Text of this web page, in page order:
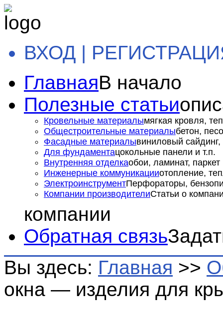
ВХОД |
ГлавнаяВ начало
Полезные статьи
Кровельные материалымягкая кровля,
Общестроительные материалыбетон,
Фасадные материалывиниловый сайдинг,
Для фундаментацокольные панели и т.п.
Внутренняя отделкаобои, ламинат, паркет
Инженерные коммуникацииотопление,
ЭлектроинструментПерфораторы,
Компании производителиСтатьи о
компании
Обратная связь
Вы здесь: Главная >>
окна — изделия для